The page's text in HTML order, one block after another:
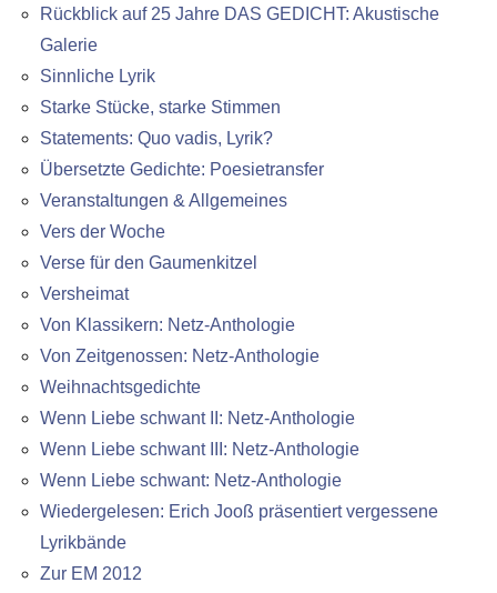
Rückblick auf 25 Jahre DAS GEDICHT: Akustische
Galerie
Sinnliche Lyrik
Starke Stücke, starke Stimmen
Statements: Quo vadis, Lyrik?
Übersetzte Gedichte: Poesietransfer
Veranstaltungen & Allgemeines
Vers der Woche
Verse für den Gaumenkitzel
Versheimat
Von Klassikern: Netz-Anthologie
Von Zeitgenossen: Netz-Anthologie
Weihnachtsgedichte
Wenn Liebe schwant II: Netz-Anthologie
Wenn Liebe schwant III: Netz-Anthologie
Wenn Liebe schwant: Netz-Anthologie
Wiedergelesen: Erich Jooß präsentiert vergessene
Lyrikbände
Zur EM 2012